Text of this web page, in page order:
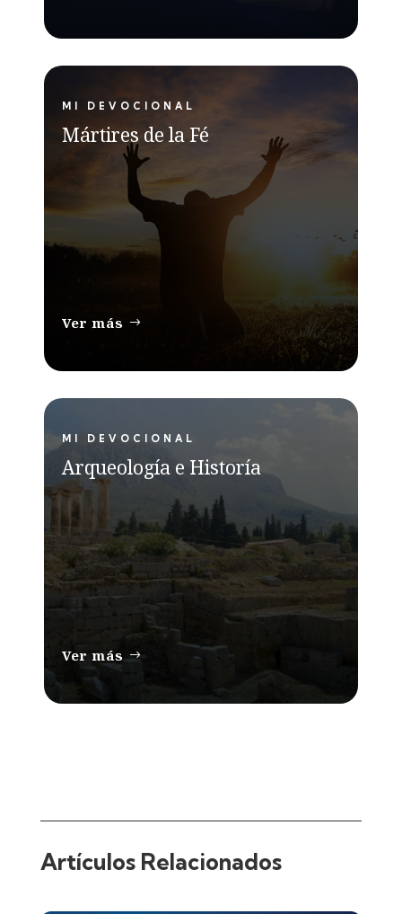
MI DEVOCIONAL
Mártires de la Fé
Ver más
MI DEVOCIONAL
Arqueología e Historía
Ver más
Artículos Relacionados